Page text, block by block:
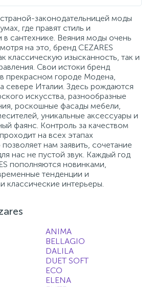
4
957
души
34
аксессуары
ванной
17
законодательницей моды
где правят стиль и
в сантехнике. Веяния моды очень
на это, бренд CEZARES
классическую изысканность, так и
Свои истоки бренд
в прекрасном городе Модена,
севере Италии. Здесь рождаются
искусства, разнообразные
роскошные фасады мебели,
уникальные аксессуары и
фаянс. Контроль за качеством
на всех этапах
нам заявить, сочетание
нас не пустой звук. Каждый год
пополняются новинками,
тенденции и
интерьеры.
ANIMA
BELLAGIO
DALILA
DUET SOFT
ECO
ELENA